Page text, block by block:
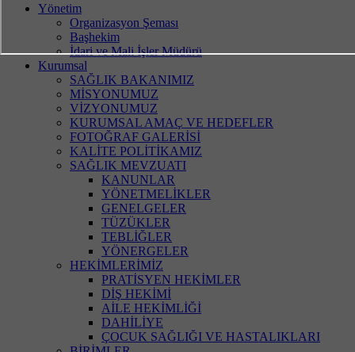
Yönetim
Organizasyon Şeması
Başhekim
İdari ve Mali İşler Müdürü
Kurumsal
SAĞLIK BAKANIMIZ
MİSYONUMUZ
VİZYONUMUZ
KURUMSAL AMAÇ VE HEDEFLER
FOTOĞRAF GALERİSİ
KALİTE POLİTİKAMIZ
SAĞLIK MEVZUATI
KANUNLAR
YÖNETMELİKLER
GENELGELER
TÜZÜKLER
TEBLİĞLER
YÖNERGELER
HEKİMLERİMİZ
PRATİSYEN HEKİMLER
DİŞ HEKİMİ
AİLE HEKİMLİĞİ
DAHİLİYE
ÇOCUK SAĞLIĞI VE HASTALIKLARI